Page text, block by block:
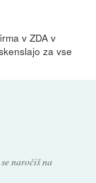
v ZDA v
za vse
naročiš na